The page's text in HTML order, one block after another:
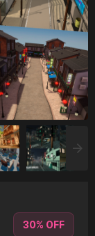
30% OFF